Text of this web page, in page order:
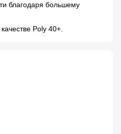
благодаря большему
Poly 40+.